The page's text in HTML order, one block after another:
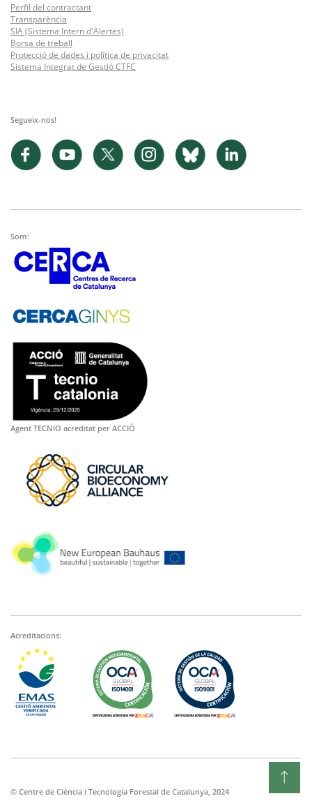
Perfil del contractant
Transparència
SIA (Sistema Intern d'Alertes)
Borsa de treball
Protecció de dades i política de privacitat
Sistema Integrat de Gestió CTFC
Segueix-nos!
Som:
Agent TECNIO acreditat per ACCIÓ
Acreditacions:
© Centre de Ciència i Tecnologia Forestal de Catalunya, 2024